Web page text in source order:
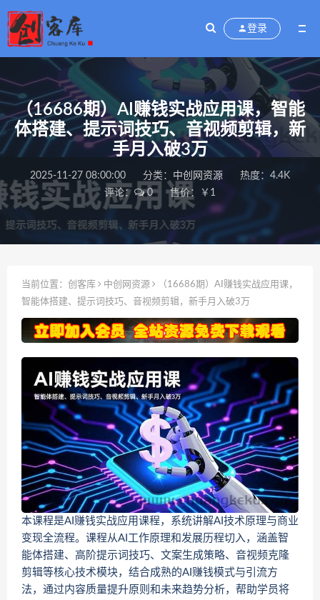
登录
（16686期）AI赚钱实战应用课，智能
体搭建、提示词技巧、音视频剪辑，新
手月入破3万
2025-11-27 08:00:00 分类： 中创网资源
热度：4.4K
评论：
0 售价：￥1
当前位置： 创客库 中创网资源
（16686期）AI赚钱实战应用课，
智能体搭建、提示词技巧、音视频剪辑，新手月入破3万
本课程是AI赚钱实战应用课程，系统讲解AI技术原理与商业
变现全流程。课程从AI工作原理和发展历程切入，涵盖智
能体搭建、高阶提示词技巧、文案生成策略、音视频克隆
剪辑等核心技术模块，结合成熟的AI赚钱模式与引流方
法，通过内容质量提升原则和未来趋势分析，帮助学员将